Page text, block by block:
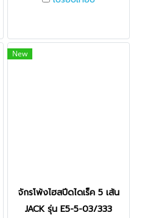
New
จักรโพ้งไฮสปีดไดเร็ค 5 เส้น
JACK รุ่น E5-5-03/333